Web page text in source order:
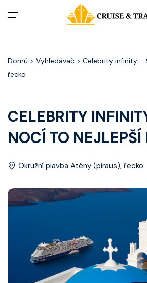
Akční nabídky
Zážitky z plaveb
Články
Kontakt
Vyhledat plavbu
Domů > Vyhledávač > Celebrity infinity
řecko
CELEBRITY
NOCÍ TO NEJLEPŠÍ
Okružní plavba Atény (piraus), řecko